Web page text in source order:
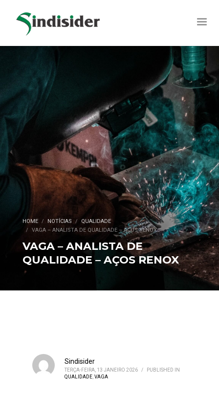
HOME NOTÍCIAS
QUALIDADE
VAGA – ANALISTA DE QUALIDADE – AÇOS RENOX
VAGA – ANALISTA DE
QUALIDADE – AÇOS RENOX
Sindisider
TERÇA-FEIRA, 13 JANEIRO 2026 /
PUBLISHED IN
QUALIDADE ,VAGA